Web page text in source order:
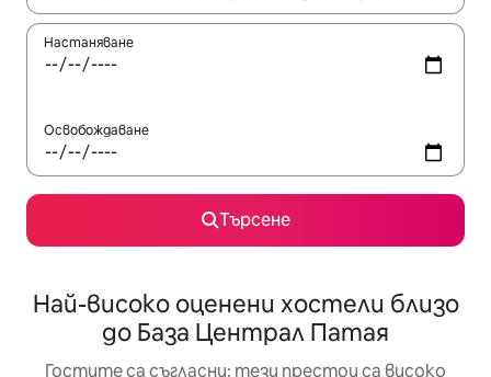
Настаняване
Освобождаване
Търсене
Най-високо оценени хостели близо
до База Централ Патая
Гостите са съгласни: тези престои са високо